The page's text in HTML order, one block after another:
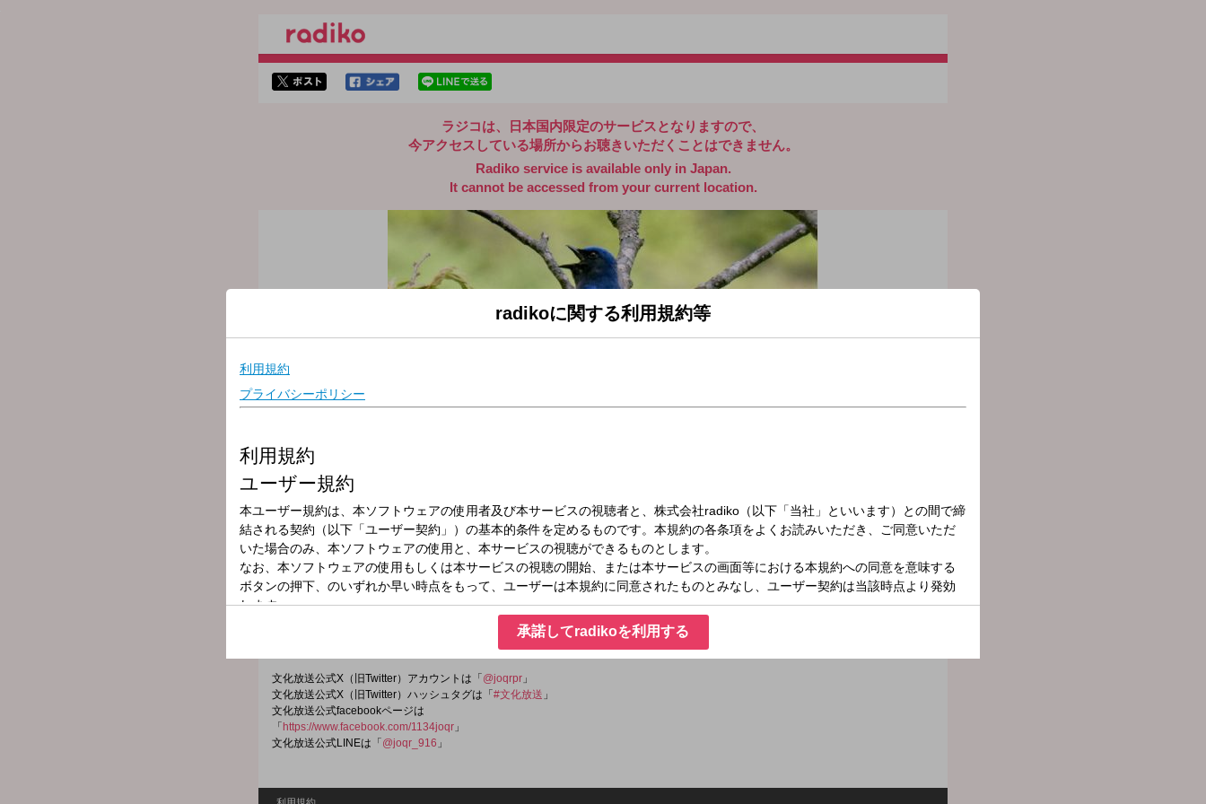
ラジコは、日本国内限定のサービスとなりますので、
今アクセスしている場所からお聴きいただくことはできません。
Radiko service is available only in Japan.
It cannot be accessed from your current location.
放送局
放送時間
2025年9月7日（日）05:15～05:20
番組名
朝の小鳥
文化放送が開局した翌年1953年5月から続く長寿番組。
日曜日の朝に、爽やかな野鳥の声をお届けしています。
【収録・構成】岡村正章（公益財団法人 山階鳥類研究所 特任専門員）
文化放送公式X（旧Twitter）アカウントは「 @joqrpr 」
文化放送公式X（旧Twitter）ハッシュタグは「 #文化放送 」
文化放送公式facebookページは
「 https://www.facebook.com/1134joqr 」
文化放送公式LINEは「 @joqr_916 」
radikoに関する利用規約等
承諾してradikoを利用する